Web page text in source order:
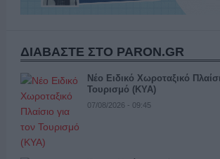
ΔΙΑΒΑΣΤΕ ΣΤΟ PARON.GR
Νέο Ειδικό Χωροταξικό
Τουρισμό (ΚΥΑ)
07/08/2026 - 09:45